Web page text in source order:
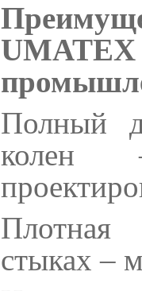
Полный
колен
Плотная
стыках –